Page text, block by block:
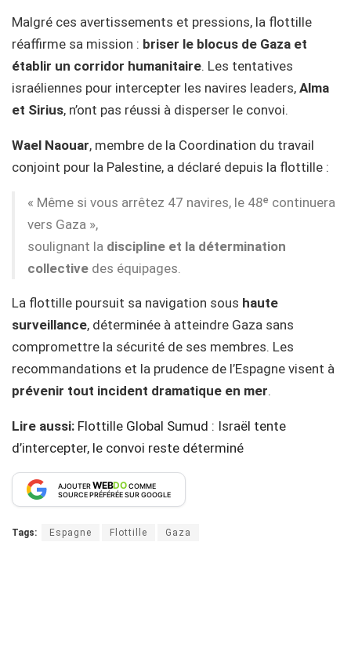
Malgré ces avertissements et pressions, la flottille
réaffirme sa mission : briser le blocus de Gaza et
établir un corridor humanitaire. Les tentatives
israéliennes pour intercepter les navires leaders, Alma
et Sirius, n’ont pas réussi à disperser le convoi.
Wael Naouar, membre de la Coordination du travail
conjoint pour la Palestine, a déclaré depuis la flottille :
« Même si vous arrêtez 47 navires, le 48ᵉ continuera
vers Gaza »,
soulignant la discipline et la détermination
collective des équipages.
La flottille poursuit sa navigation sous haute
surveillance, déterminée à atteindre Gaza sans
compromettre la sécurité de ses membres. Les
recommandations et la prudence de l’Espagne visent à
prévenir tout incident dramatique en mer.
Lire aussi: Flottille Global Sumud : Israël tente
d’intercepter, le convoi reste déterminé
AJOUTERWEBDOCOMME
SOURCE PRÉFÉRÉE SUR GOOGLE
Tags: Espagne Flottille Gaza